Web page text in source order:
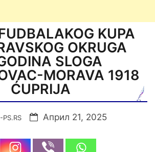
KUPA
OKRUGA
SLOGA
MORAVA 1918
ĆUPRIJA
PS.RS Април 21, 2025